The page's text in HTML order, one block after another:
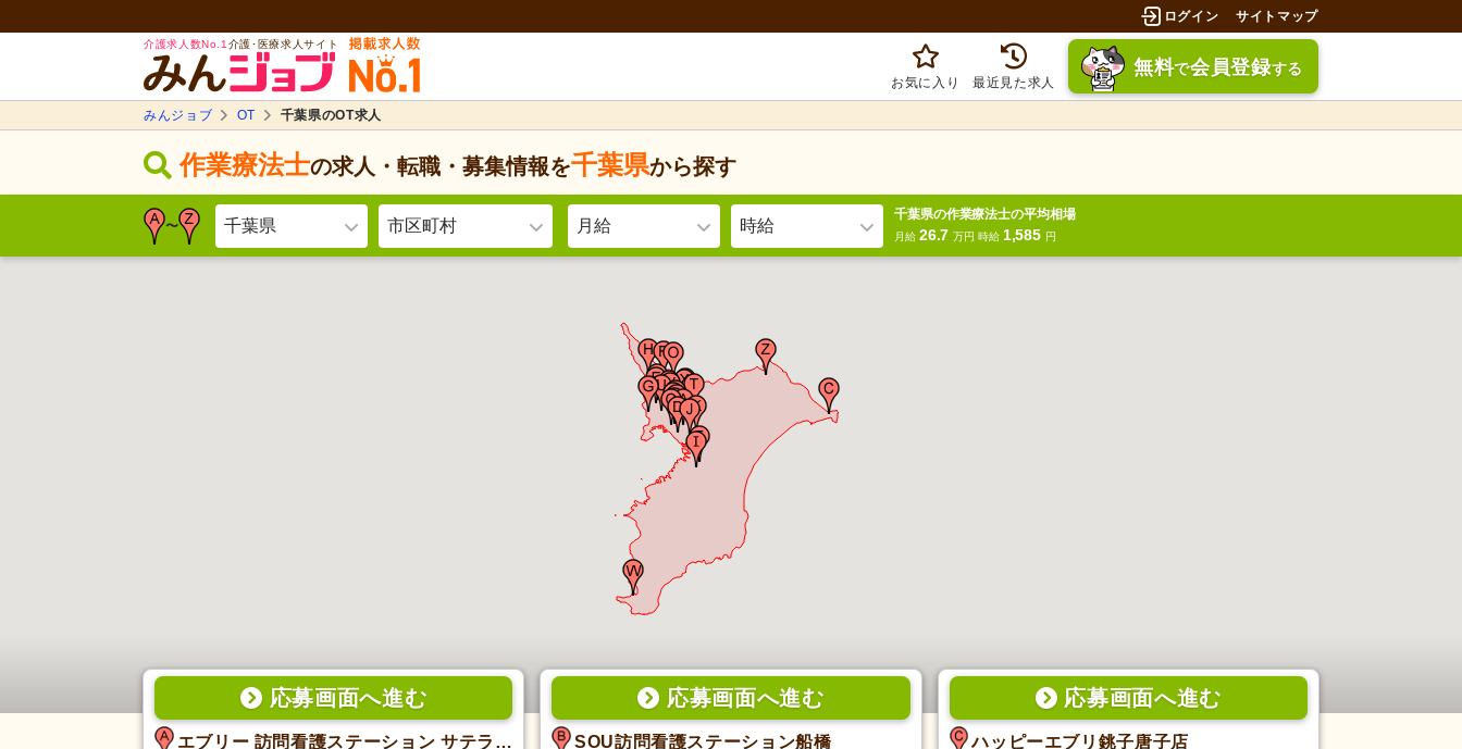
ログイン サイトマップ
介護求人数No.1 介護･医療求人サイト
お気に入り 最近見た求人
無料で会員登録する
みんジョブ OT 千葉県のOT求人
作業療法士の求人・転職・募集情報を千葉県から探す
〜 千葉県 市区町村 月給 時給
千葉県の作業療法士の平均相場
月給 26.7万円 時給 1,585 円
応募画面へ進む
エブリー 訪問看護ステーション サテライト長作台
応募画面へ進む
SOU訪問看護ステーション船橋
応募画面へ進む
ハッピーエブリ銚子唐子店